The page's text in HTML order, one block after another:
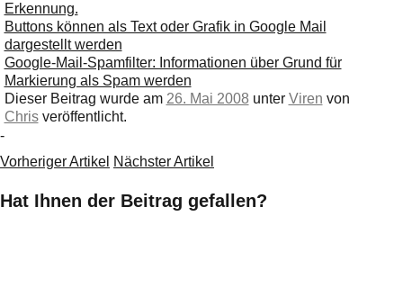
Erkennung.
Buttons können als Text oder Grafik in Google Mail
dargestellt werden
Google-Mail-Spamfilter: Informationen über Grund für
Markierung als Spam werden
Dieser Beitrag wurde am 26. Mai 2008 unter Viren von
Chrisveröffentlicht.
-
Vorheriger Artikel Nächster Artikel
Hat Ihnen der Beitrag gefallen?